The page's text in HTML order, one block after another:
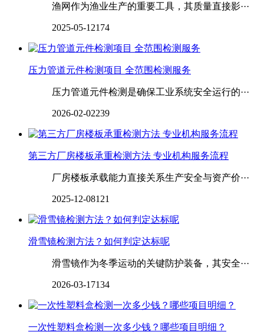
渔网作为渔业生产的重要工具，其质量直接影···
2025-05-12174
压力管道元件检测项目 全范围检测服务
压力管道元件检测是确保工业系统安全运行的···
2026-02-02239
第三方厂房楼板承重检测方法 专业机构服务流程
厂房楼板承载能力直接关系生产安全与资产价···
2025-12-08121
滑雪镜检测方法？如何判定达标呢
滑雪镜作为冬季运动的关键防护装备，其安全···
2026-03-17134
一次性塑料盒检测一次多少钱？哪些项目明细？